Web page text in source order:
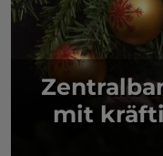
mit